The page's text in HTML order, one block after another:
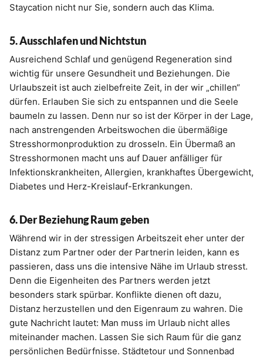
Staycation nicht nur Sie, sondern auch das Klima.
5. Ausschlafen und Nichtstun
Ausreichend Schlaf und genügend Regeneration sind
wichtig für unsere Gesundheit und Beziehungen. Die
Urlaubszeit ist auch zielbefreite Zeit, in der wir „chillen“
dürfen. Erlauben Sie sich zu entspannen und die Seele
baumeln zu lassen. Denn nur so ist der Körper in der Lage,
nach anstrengenden Arbeitswochen die übermäßige
Stresshormonproduktion zu drosseln. Ein Übermaß an
Stresshormonen macht uns auf Dauer anfälliger für
Infektionskrankheiten, Allergien, krankhaftes Übergewicht,
Diabetes und Herz-Kreislauf-Erkrankungen.
6. Der Beziehung Raum geben
Während wir in der stressigen Arbeitszeit eher unter der
Distanz zum Partner oder der Partnerin leiden, kann es
passieren, dass uns die intensive Nähe im Urlaub stresst.
Denn die Eigenheiten des Partners werden jetzt
besonders stark spürbar. Konflikte dienen oft dazu,
Distanz herzustellen und den Eigenraum zu wahren. Die
gute Nachricht lautet: Man muss im Urlaub nicht alles
miteinander machen. Lassen Sie sich Raum für die ganz
persönlichen Bedürfnisse. Städtetour und Sonnenbad